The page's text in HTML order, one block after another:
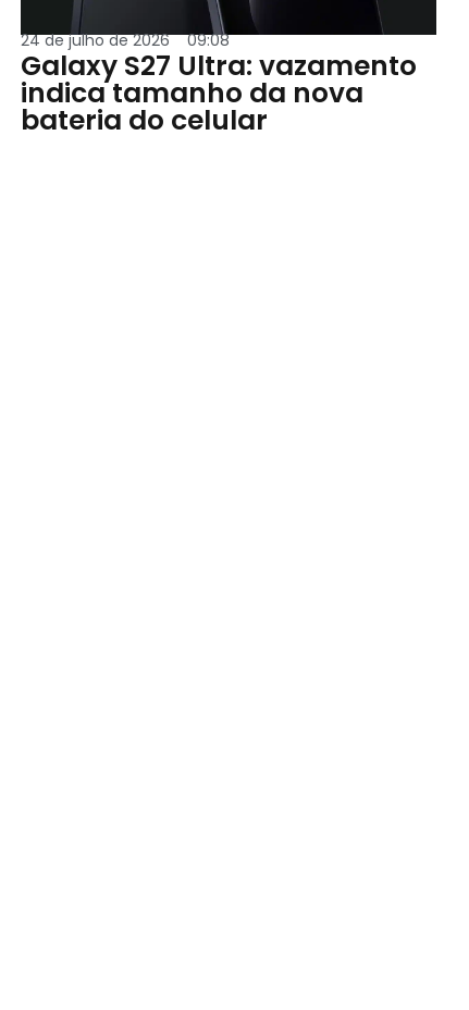
24 de julho de 2026 09:08
Galaxy S27 Ultra: vazamento
indica tamanho da nova
bateria do celular